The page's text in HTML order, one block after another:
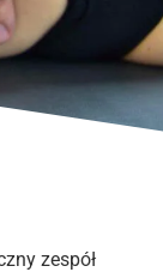
zespół